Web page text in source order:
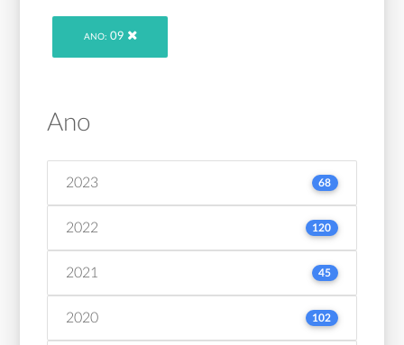
ANO: 09
Ano
2023 68
2022 120
2021 45
2020 102